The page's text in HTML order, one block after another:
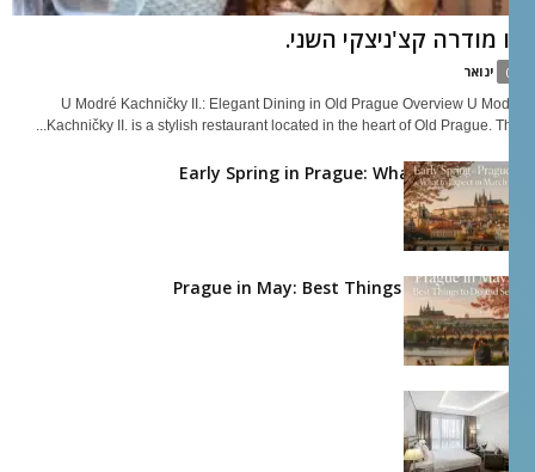
או מודרה קצ'ניצקי השני.
ינואר
U Modré Kachničky II.: Elegant Dining in Old Prague Overview U Modré
Kachničky II. is a stylish restaurant located in the heart of Old Prague. This...
Early Spring in Prague: What to Expect in
March
Prague in May: Best Things to Do and See
מלון רויאל פראג